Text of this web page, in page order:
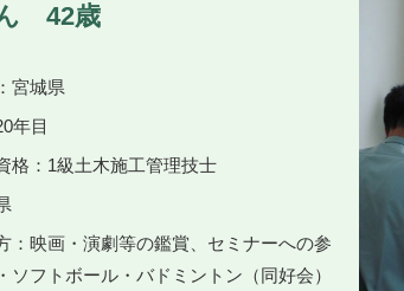
42歳
宮城県
年目
格：1級土木施工管理技士
：映画・演劇等の鑑賞、セミナーへの参
ソフトボール・バドミントン（同好会）